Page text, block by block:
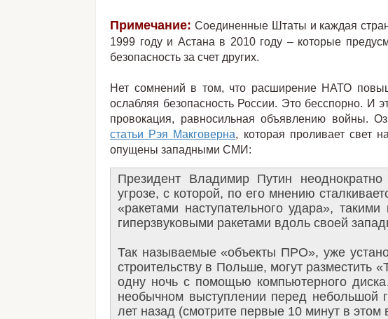
Примечание: Соединенные Штаты и каждая
1999 году и Астана в 2010 году – которые
безопасность за счет других.
​Нет сомнений в том, что расширение НАТО
ослабляя безопасность России. Это бесспорно. И
провокация, равносильная объявлению войны.
статьи Рэя Макговерна, которая проливает свет
опущены западными СМИ:
Президент Владимир Путин
угрозе, с которой, по его мнению
«ракетами наступательного удара»,
гиперзвуковыми ракетами вдоль своей
Так называемые «объекты ПРО», уже
строительству в Польше, могут разместить
одну ночь с помощью компьютерного
необычном выступлении перед небольшой
лет назад (смотрите первые 10 минут в этом